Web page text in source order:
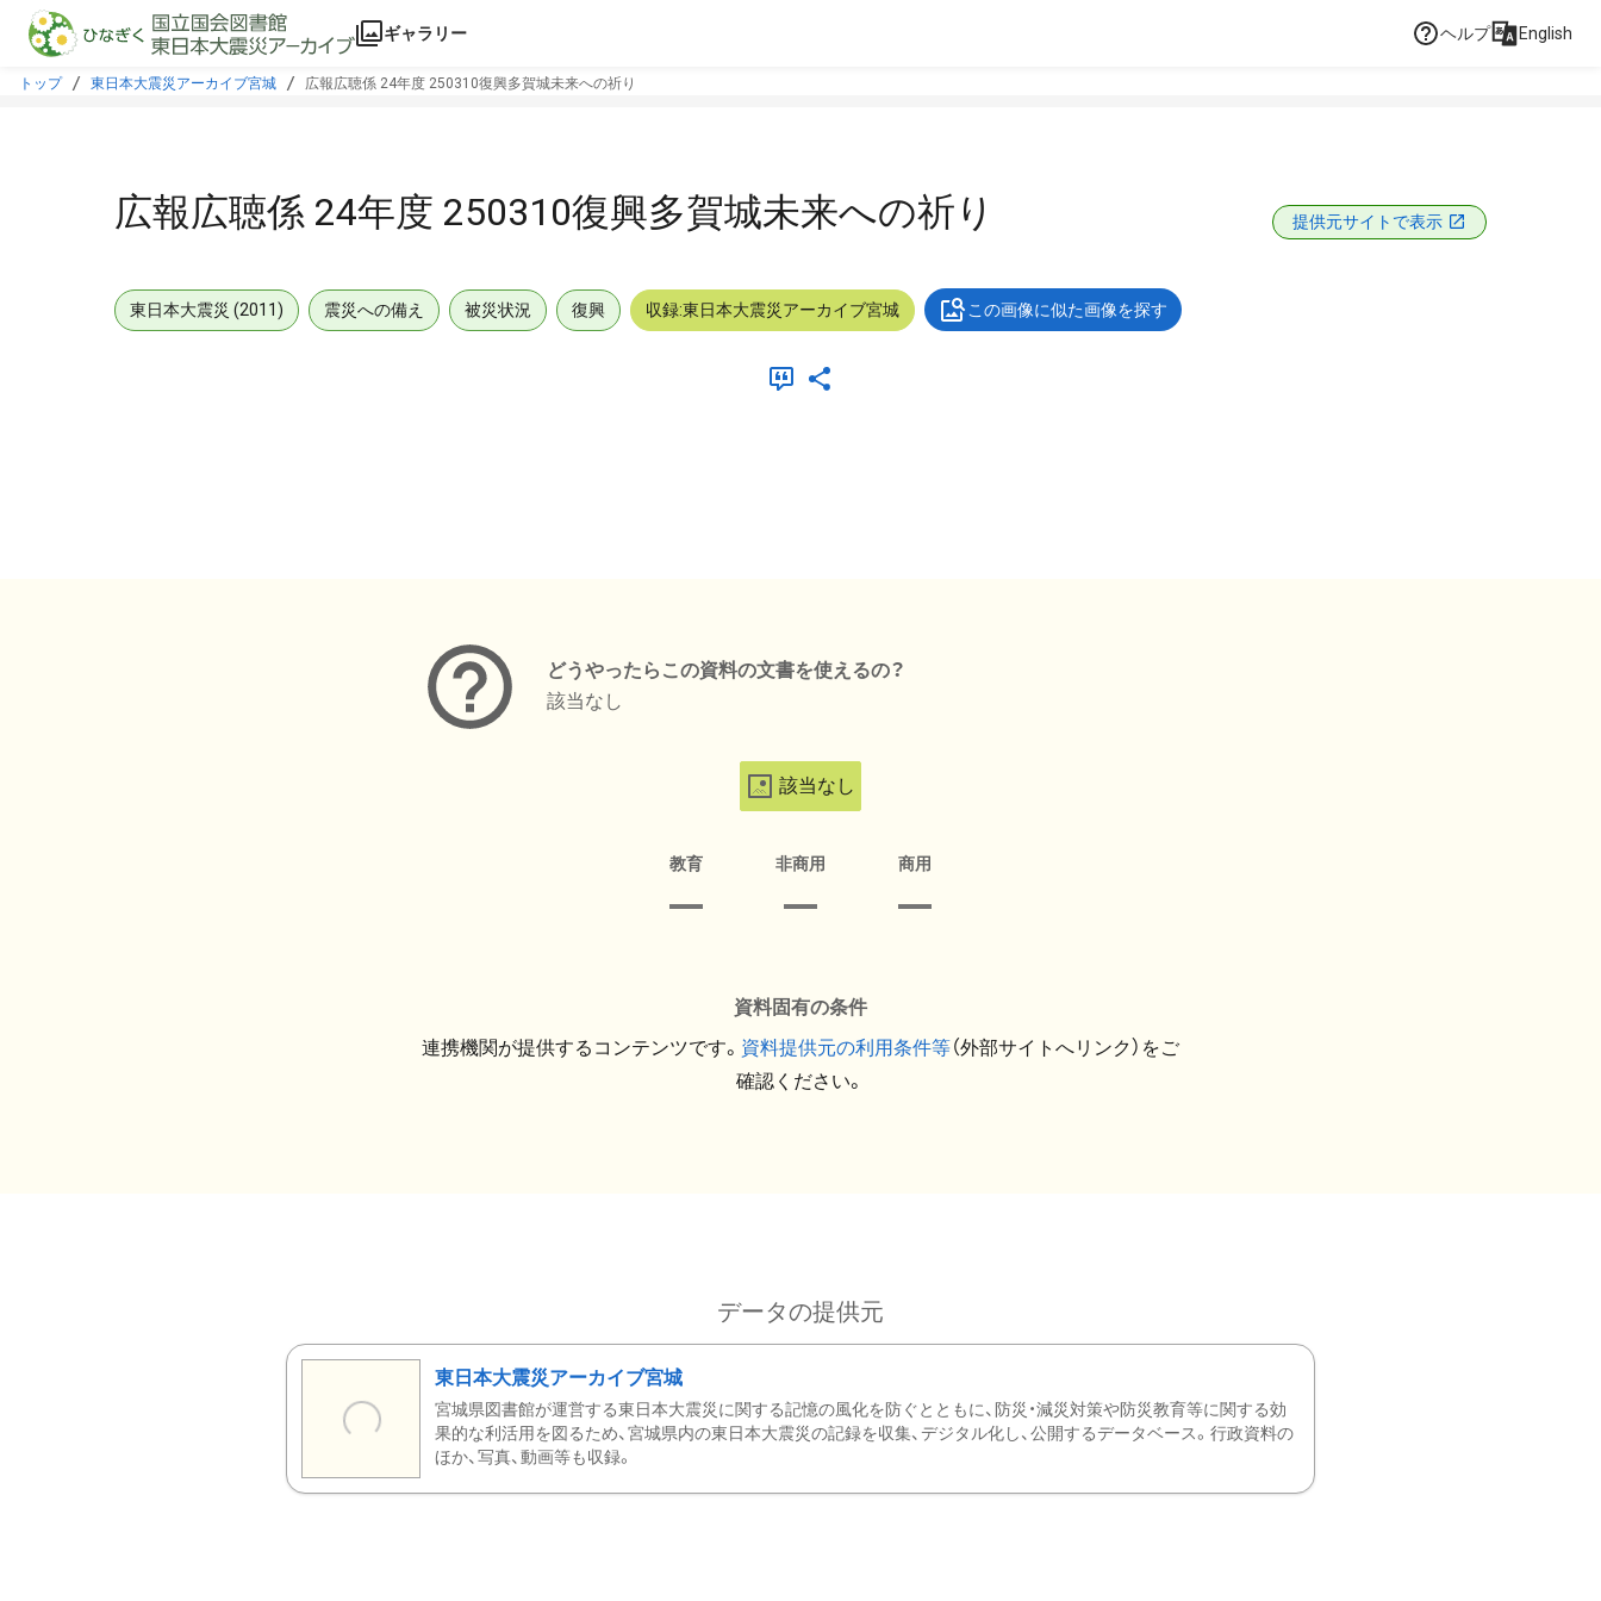
本文に飛ぶ
ギャラリー ヘルプ English
トップ 東日本大震災アーカイブ宮城 広報広聴係 24年度 250310復興多賀城未来への祈り
広報広聴係 24年度 250310復興多賀城未来への祈り 提供元サイトで表示
東日本大震災 (2011) 震災への備え 被災状況 復興 収録:東日本大震災アーカイブ宮城 この画像に似た画像を探す
どうやったらこの資料の文書を使えるの？
該当なし
該当なし
教育 非商用 商用
資料固有の条件
連携機関が提供するコンテンツです。 資料提供元の利用条件等（外部サイトへリンク）をご
確認ください。
データの提供元
東日本大震災アーカイブ宮城
宮城県図書館が運営する東日本大震災に関する記憶の風化を防ぐとともに、防災・減災対策や防災教育等に関する効
果的な利活用を図るため、宮城県内の東日本大震災の記録を収集、デジタル化し、公開するデータベース。行政資料の
ほか、写真、動画等も収録。